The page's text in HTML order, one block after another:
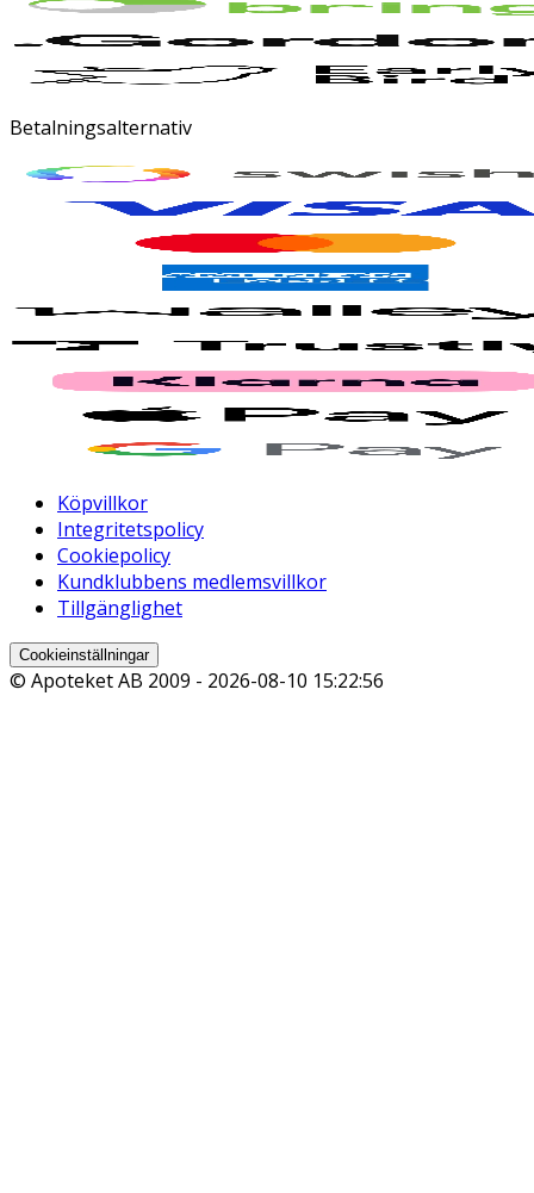
Betalningsalternativ
Köpvillkor
Integritetspolicy
Cookiepolicy
Kundklubbens medlemsvillkor
Tillgänglighet
Cookieinställningar
© Apoteket AB 2009 - 2026-08-10 15:22:56